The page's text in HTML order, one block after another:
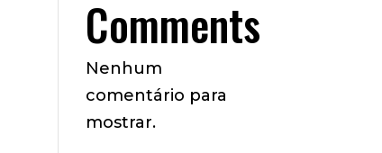
Comments
Nenhum
comentário para
mostrar.